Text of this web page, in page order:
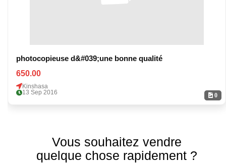
0
photocopieuse d&#039;une bonne qualité
650.00
Kinshasa
13 Sep 2016
Vous souhaitez vendre
quelque chose rapidement ?